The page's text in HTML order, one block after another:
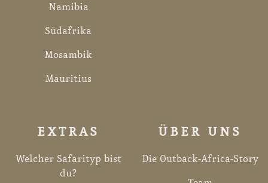
Namibia
Südafrika
Mosambik
Mauritius
EXTRAS
Welcher Safarityp bist
du?
ÜBER UNS
Die Outback-Africa-Story